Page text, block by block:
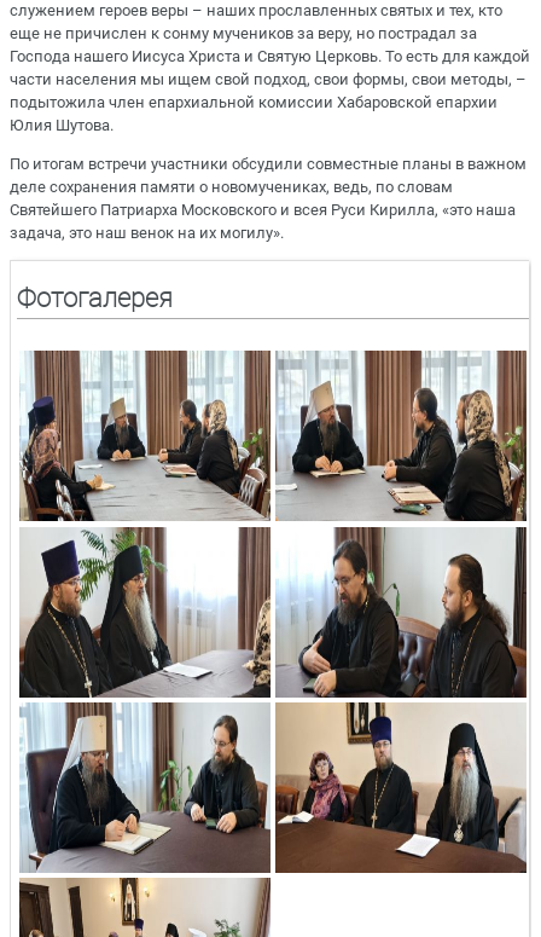
служением героев веры – наших прославленных святых и тех, кто
еще не причислен к сонму мучеников за веру, но пострадал за
Господа нашего Иисуса Христа и Святую Церковь. То есть для каждой
части населения мы ищем свой подход, свои формы, свои методы, –
подытожила член епархиальной комиссии Хабаровской епархии
Юлия Шутова.
По итогам встречи участники обсудили совместные планы в важном
деле сохранения памяти о новомучениках, ведь, по словам
Святейшего Патриарха Московского и всея Руси Кирилла, «это наша
задача, это наш венок на их могилу».
Фотогалерея